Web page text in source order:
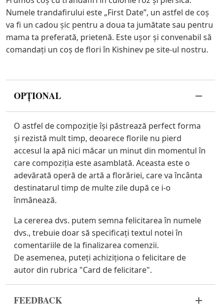
Numele trandafirului este „First Date”, un astfel de coș
va fi un cadou șic pentru a doua ta jumătate sau pentru
mama ta preferată, prietenă. Este ușor și convenabil să
comandați un coș de flori în Kishinev pe site-ul nostru.
OPȚIONAL
O astfel de compoziție își păstrează perfect forma
și rezistă mult timp, deoarece florile nu pierd
accesul la apă nici măcar un minut din momentul în
care compoziția este asamblată. Aceasta este o
adevărată operă de artă a florăriei, care va încânta
destinatarul timp de multe zile după ce i-o
înmânează.
La cererea dvs. putem semna felicitarea în numele
dvs., trebuie doar să specificați textul notei în
comentariile de la finalizarea comenzii.
De asemenea, puteți achiziționa o felicitare de
autor din rubrica "Card de felicitare".
FEEDBACK